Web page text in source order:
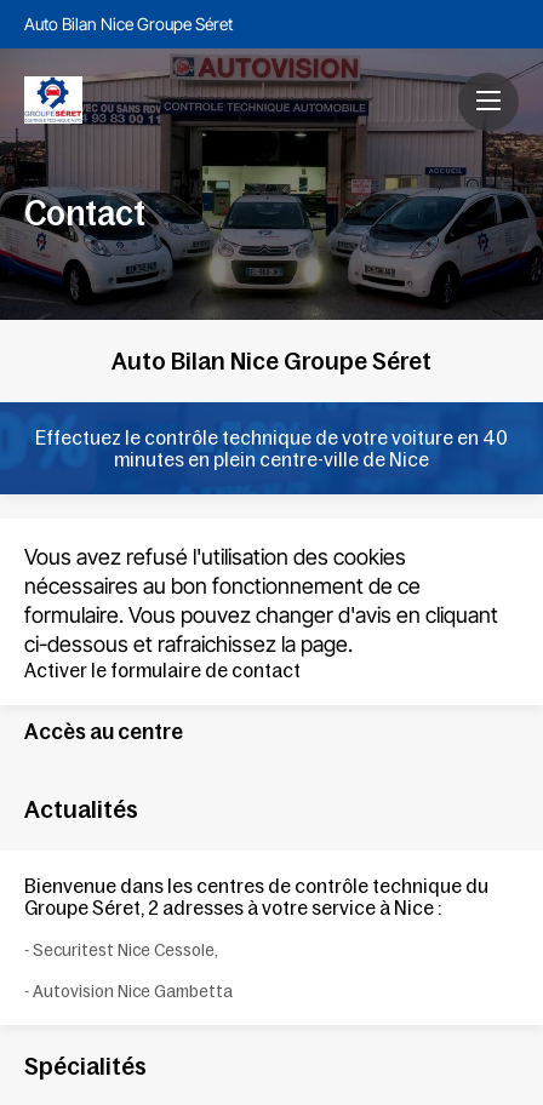
Auto Bilan Nice Groupe Séret
Contact
Auto Bilan Nice Groupe Séret
Effectuez le contrôle technique de votre voiture en 40
minutes en plein centre-ville de Nice
Vous avez refusé l'utilisation des cookies
nécessaires au bon fonctionnement de ce
formulaire. Vous pouvez changer d'avis en cliquant
ci-dessous et rafraichissez la page.
Activer le formulaire de contact
Accès au centre
Actualités
Bienvenue dans les centres de contrôle technique du
Groupe Séret, 2 adresses à votre service à Nice :
- Securitest Nice Cessole,
-Autovision Nice Gambetta
Spécialités